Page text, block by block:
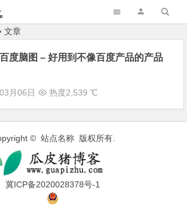
文章
百度脑图 – 好用到不像百度产品的产品
03月06日 热度2,539 ℃
© 站点名称 版权所有.
冀ICP备2020028378号-1